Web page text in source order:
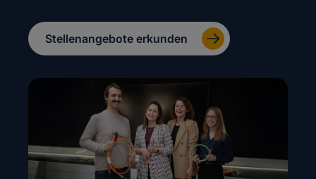
Stellenangebote erkunden